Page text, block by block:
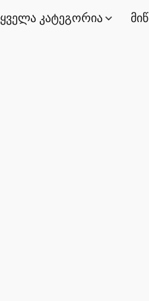
ყველა კატეგორია